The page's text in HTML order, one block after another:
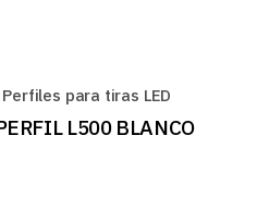
Perfiles para tiras LED
L500 BLANCO